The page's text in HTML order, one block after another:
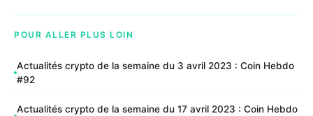
POUR ALLER PLUS LOIN
Actualités crypto de la semaine du 3 avril 2023 : Coin Hebdo
#92
Actualités crypto de la semaine du 17 avril 2023 : Coin Hebdo